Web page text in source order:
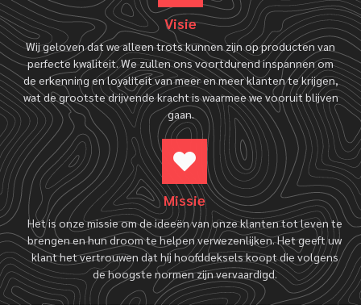
Visie
Wij geloven dat we alleen trots kunnen zijn op producten van
perfecte kwaliteit. We zullen ons voortdurend inspannen om
de erkenning en loyaliteit van meer en meer klanten te krijgen,
wat de grootste drijvende kracht is waarmee we vooruit blijven
gaan.
Missie
Het is onze missie om de ideeën van onze klanten tot leven te
brengen en hun droom te helpen verwezenlijken. Het geeft uw
klant het vertrouwen dat hij hoofddeksels koopt die volgens
de hoogste normen zijn vervaardigd.